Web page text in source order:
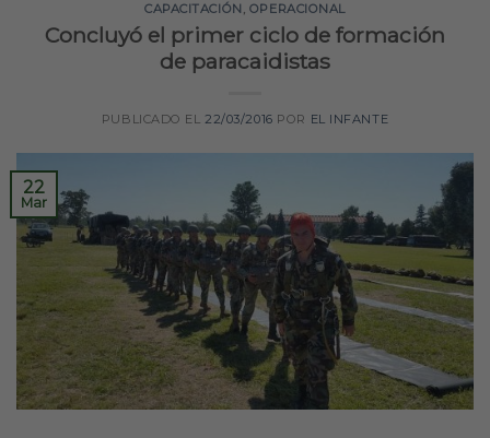
CAPACITACIÓN , OPERACIONAL
Concluyó el primer ciclo de formación
de paracaidistas
PUBLICADO EL22/03/2016 POR EL INFANTE
22
Mar